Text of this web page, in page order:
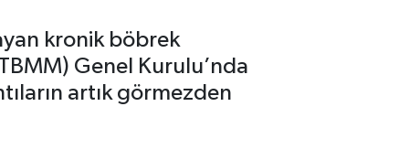
kronik böbrek
Genel Kurulu’nda
artık görmezden